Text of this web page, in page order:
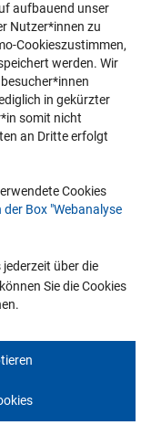
Mailpostfach oder
Kontakt
aufbauend unser
Nutzer*innen zu
Cookieszustimmen,
werden. Wir
in gekürzter
somit nicht
an Dritte erfolgt
Cookies
Box "Webanalyse
über die
Sie die Cookies